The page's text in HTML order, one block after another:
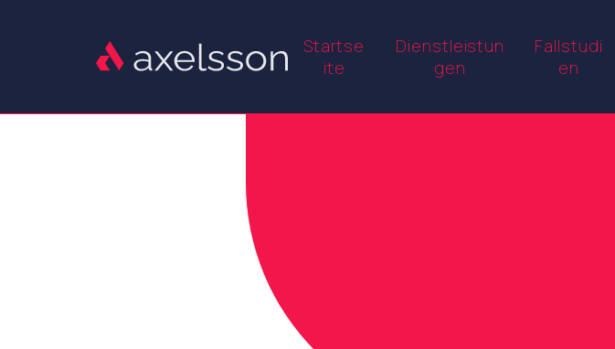
Startse
ite
Dienstleistun
gen
Fallstudi
en